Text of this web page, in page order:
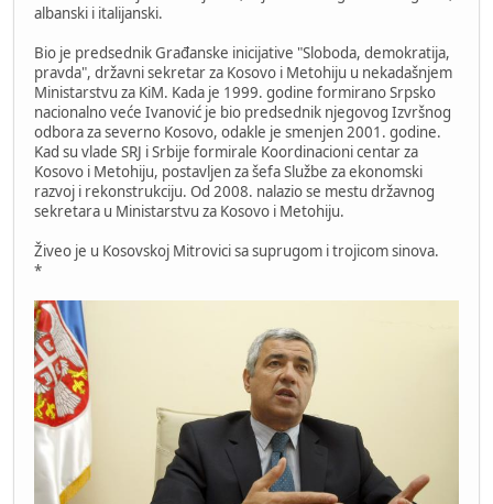
albanski i italijanski.
Bio je predsednik Građanske inicijative "Sloboda, demokratija,
pravda", državni sekretar za Kosovo i Metohiju u nekadašnjem
Ministarstvu za KiM. Kada je 1999. godine formirano Srpsko
nacionalno veće Ivanović je bio predsednik njegovog Izvršnog
odbora za severno Kosovo, odakle je smenjen 2001. godine.
Kad su vlade SRJ i Srbije formirale Koordinacioni centar za
Kosovo i Metohiju, postavljen za šefa Službe za ekonomski
razvoj i rekonstrukciju. Od 2008. nalazio se mestu državnog
sekretara u Ministarstvu za Kosovo i Metohiju.
Živeo je u Kosovskoj Mitrovici sa suprugom i trojicom sinova.
*